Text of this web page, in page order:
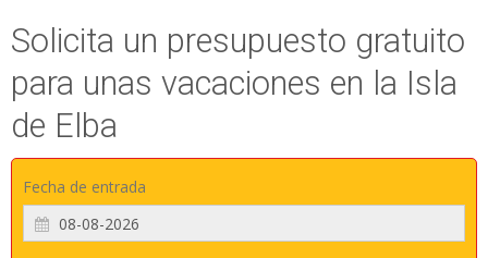
Solicita un presupuesto gratuito
para unas vacaciones en la Isla
de Elba
Fecha de entrada